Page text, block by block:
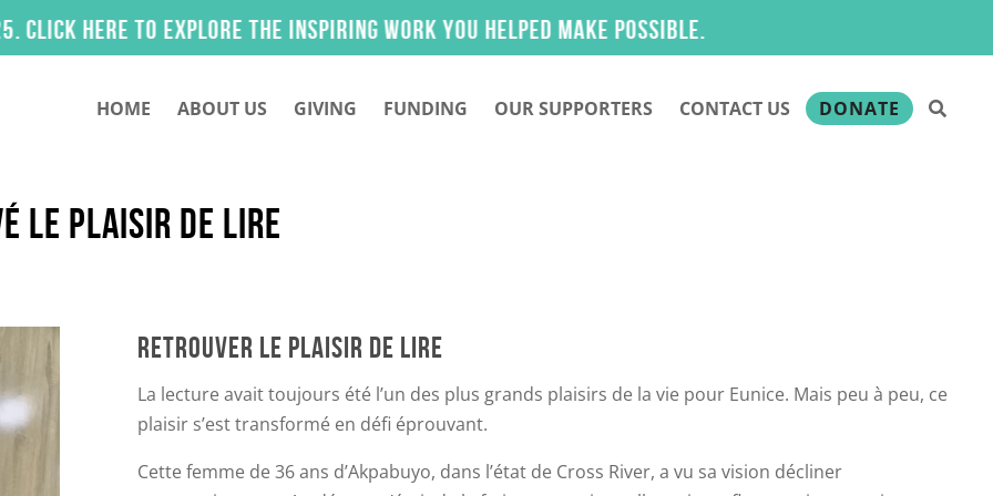
to explore the inspiring work you helped make possible.
HOME ABOUT US GIVING FUNDING OUR SUPPORTERS CONTACT US DONATE
LE PLAISIR DE LIRE
RETROUVER LE PLAISIR DE LIRE
La lecture avait toujours été l’un des plus grands plaisirs de la vie pour Eunice. Mais peu à peu, ce
plaisir s’est transformé en défi éprouvant.
Cette femme de 36 ans d’Akpabuyo, dans l’état de Cross River, a vu sa vision décliner